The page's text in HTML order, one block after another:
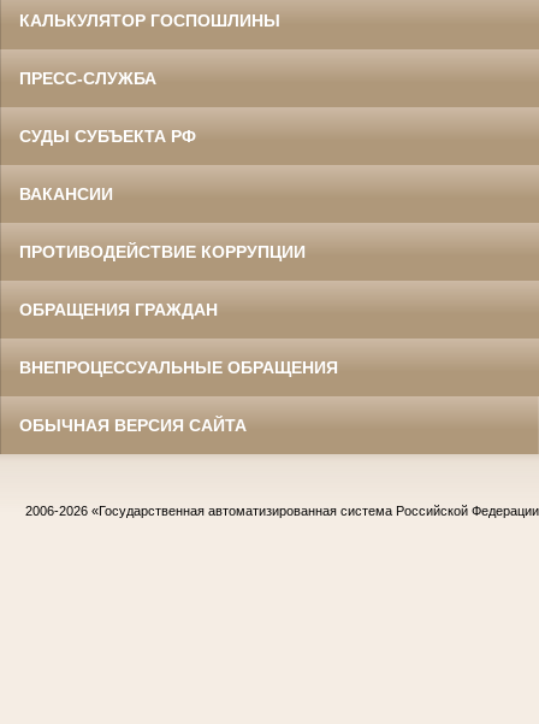
КАЛЬКУЛЯТОР ГОСПОШЛИНЫ
ПРЕСС-СЛУЖБА
СУДЫ СУБЪЕКТА РФ
ВАКАНСИИ
ПРОТИВОДЕЙСТВИЕ КОРРУПЦИИ
ОБРАЩЕНИЯ ГРАЖДАН
ВНЕПРОЦЕССУАЛЬНЫЕ ОБРАЩЕНИЯ
ОБЫЧНАЯ ВЕРСИЯ САЙТА
2006-2026 «Государственная автоматизированная система Российской